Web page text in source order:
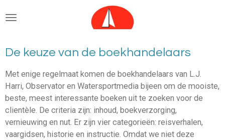
direct
de
hoofdinhoud
De keuze van de boekhandelaars
Met enige regelmaat komen de boekhandelaars van L.J.
Harri, Observator en Watersportmedia bijeen om de mooiste,
beste, meest interessante boeken uit te zoeken voor de
clientèle. De criteria zijn: inhoud, boekverzorging,
vernieuwing en nut. Er zijn vier categorieën: reisverhalen,
vaargidsen, historie en instructie. Omdat we niet deze